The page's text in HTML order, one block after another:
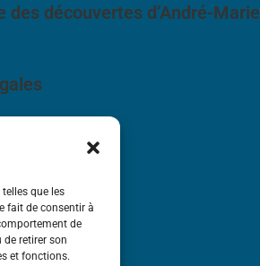
que les
fait de consentir à
de
retirer son
et fonctions.
des découvertes d’André-Marie